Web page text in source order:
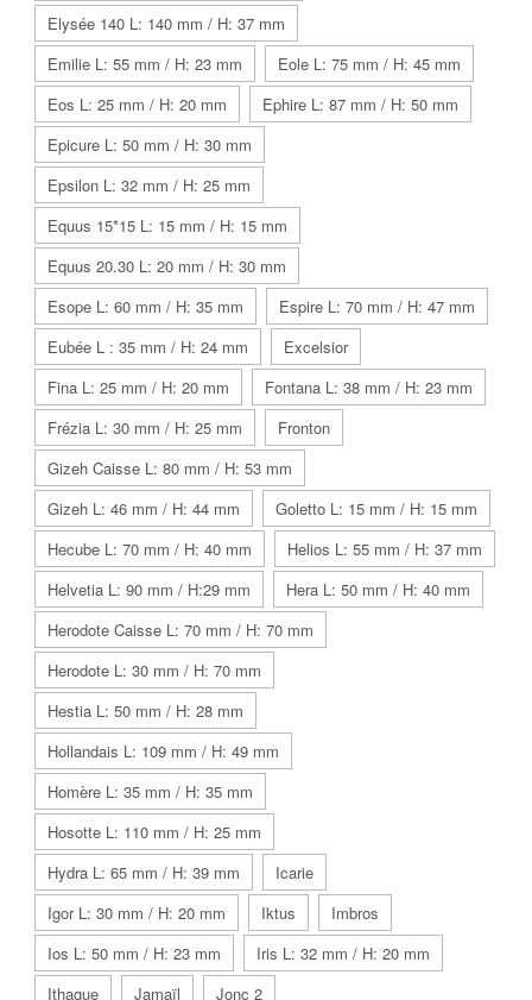
Elysée 140 L: 140 mm / H: 37 mm
Emilie L: 55 mm / H: 23 mm
Eole L: 75 mm / H: 45 mm
Eos L: 25 mm / H: 20 mm
Ephire L: 87 mm / H: 50 mm
Epicure L: 50 mm / H: 30 mm
Epsilon L: 32 mm / H: 25 mm
Equus 15*15 L: 15 mm / H: 15 mm
Equus 20.30 L: 20 mm / H: 30 mm
Esope L: 60 mm / H: 35 mm
Espire L: 70 mm / H: 47 mm
Eubée L : 35 mm / H: 24 mm
Excelsior
Fina L: 25 mm / H: 20 mm
Fontana L: 38 mm / H: 23 mm
Frézia L: 30 mm / H: 25 mm
Fronton
Gizeh Caisse L: 80 mm / H: 53 mm
Gizeh L: 46 mm / H: 44 mm
Goletto L: 15 mm / H: 15 mm
Hecube L: 70 mm / H: 40 mm
Helios L: 55 mm / H: 37 mm
Helvetia L: 90 mm / H:29 mm
Hera L: 50 mm / H: 40 mm
Herodote Caisse L: 70 mm / H: 70 mm
Herodote L: 30 mm / H: 70 mm
Hestia L: 50 mm / H: 28 mm
Hollandais L: 109 mm / H: 49 mm
Homère L: 35 mm / H: 35 mm
Hosotte L: 110 mm / H: 25 mm
Hydra L: 65 mm / H: 39 mm
Icarie
Igor L: 30 mm / H: 20 mm
Iktus
Imbros
Ios L: 50 mm / H: 23 mm
Iris L: 32 mm / H: 20 mm
Ithaque
Jamaïl Jonc 2